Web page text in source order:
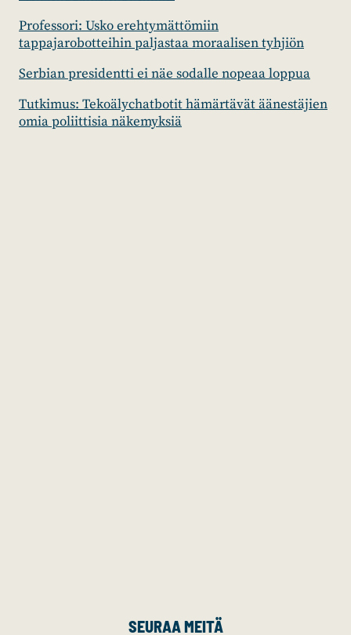
Professori: Usko erehtymättömiin
tappajarobotteihin paljastaa moraalisen tyhjiön
Serbian presidentti ei näe sodalle nopeaa loppua
Tutkimus: Tekoälychatbotit hämärtävät äänestäjien
omia poliittisia näkemyksiä
SEURAA MEITÄ